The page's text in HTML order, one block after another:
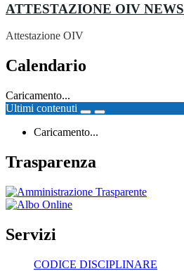
ATTESTAZIONE OIV NEWS
Attestazione OIV
Calendario
Caricamento...
Ultimi contenuti
Caricamento...
Trasparenza
Servizi
CODICE DISCIPLINARE